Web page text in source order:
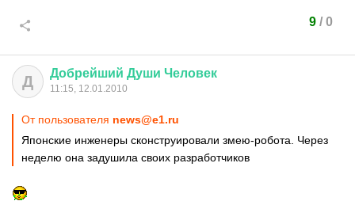
9/ 0
Д Добрейший Души Человек
11:15, 12.01.2010
От пользователя news@e1.ru
Японские инженеры сконструировали змею-робота. Через
неделю она задушила своих разработчиков